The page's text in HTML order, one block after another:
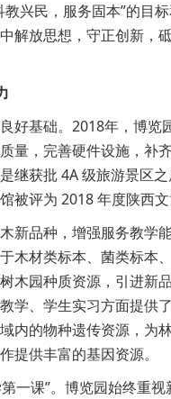
兴民，服务固本”的目
解放思想，守正创新，
好基础。2018年，博
量，完善硬件设施，
继获批 4A 级旅游景区
被评为 2018 年度陕西
新品种，增强服务教
木材类标本、菌类标本
木园种质资源，引进新
学、学生实习方面提供
内的物种遗传资源，
提供丰富的基因资源。
一课”。博览园始终重